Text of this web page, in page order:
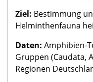
Ziel: Bestimmung
Helminthenfauna
Daten: Amphibien-
Gruppen (Caudata,
Regionen